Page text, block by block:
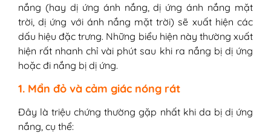
nắng (hay dị ứng ánh nắng, dị ứng ánh nắng mặt
trời, dị ứng với ánh nắng mặt trời) sẽ xuất hiện các
dấu hiệu đặc trưng. Những biểu hiện này thường xuất
hiện rất nhanh chỉ vài phút sau khi ra nắng bị dị ứng
hoặc đi nắng bị dị ứng.
1. Mẩn đỏ và cảm giác nóng rát
Đây là triệu chứng thường gặp nhất khi da bị dị ứng
nắng, cụ thể: